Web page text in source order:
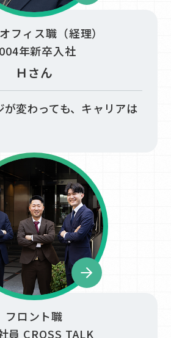
フィス職（経理）
年新卒入社
Ｈさん
が変わっても、キャリアは
フロント職
員 CROSS TALK